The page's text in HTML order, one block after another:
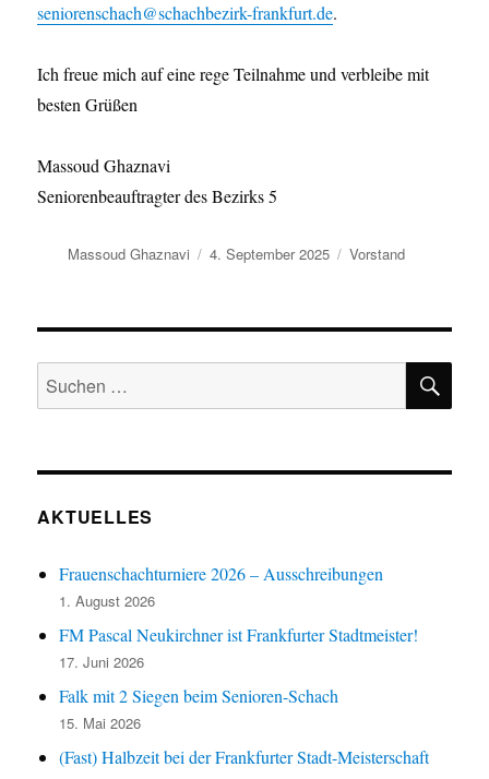
seniorenschach@schachbezirk-frankfurt.de.
Ich freue mich auf eine rege Teilnahme und verbleibe mit
besten Grüßen
Massoud Ghaznavi
Seniorenbeauftragter des Bezirks 5
Autor
Massoud Ghaznavi
Veröffentlicht
4. September 2025 Kategorien
Vorstand
Suchen
nach:
AKTUELLES
Frauenschachturniere 2026 – Ausschreibungen
1. August 2026
FM Pascal Neukirchner ist Frankfurter Stadtmeister!
17. Juni 2026
Falk mit 2 Siegen beim Senioren-Schach
15. Mai 2026
(Fast) Halbzeit bei der Frankfurter Stadt-Meisterschaft